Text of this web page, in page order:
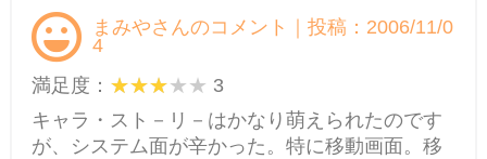
まみやさんのコメント｜投稿：2006/11/0
4
満足度：
3
キャラ・スト－リ－はかなり萌えられたのです
が、システム面が辛かった。特に移動画面。移